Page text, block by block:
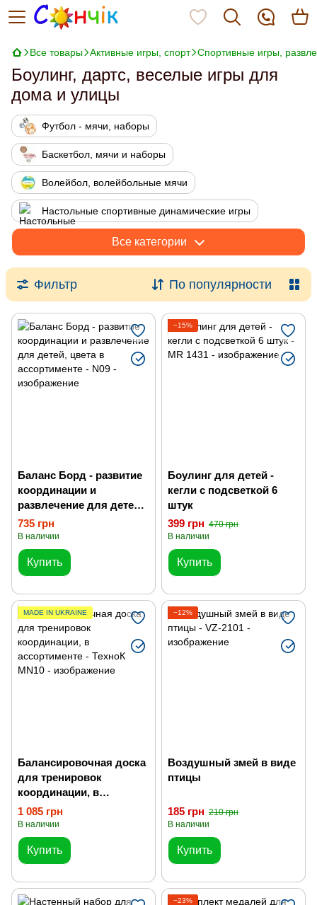
Все товары Активные игры, спорт Спортивные игры,
Боулинг, дартс, веселые игры для
дома и улицы
Футбол - мячи, наборы
Баскетбол, мячи и наборы
Волейбол, волейбольные мячи
Настольные спортивные динамические игры
Спортивные игры, развлечения
Теннис, бадминтон, пинг понг
Силовые тренировки
Все категории
Фильтр По популярности
Баланс Борд - развитие
координации и
развлечение для детей,
цвета в ассортименте
735 грн
В наличии
Купить
−15%
Боулинг для детей -
кегли с подсветкой 6
штук
399 грн 470 грн
В наличии
Купить
MADE IN UKRAINE
Балансировочная доска
для тренировок
координации, в
ассортименте
1 085 грн
В наличии
Купить
−12%
Воздушный змей в виде
птицы
185 грн 210 грн
В наличии
Купить
−23%